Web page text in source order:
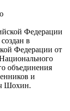
Федерации
в
Федерации от
объединения
и
Шохин.